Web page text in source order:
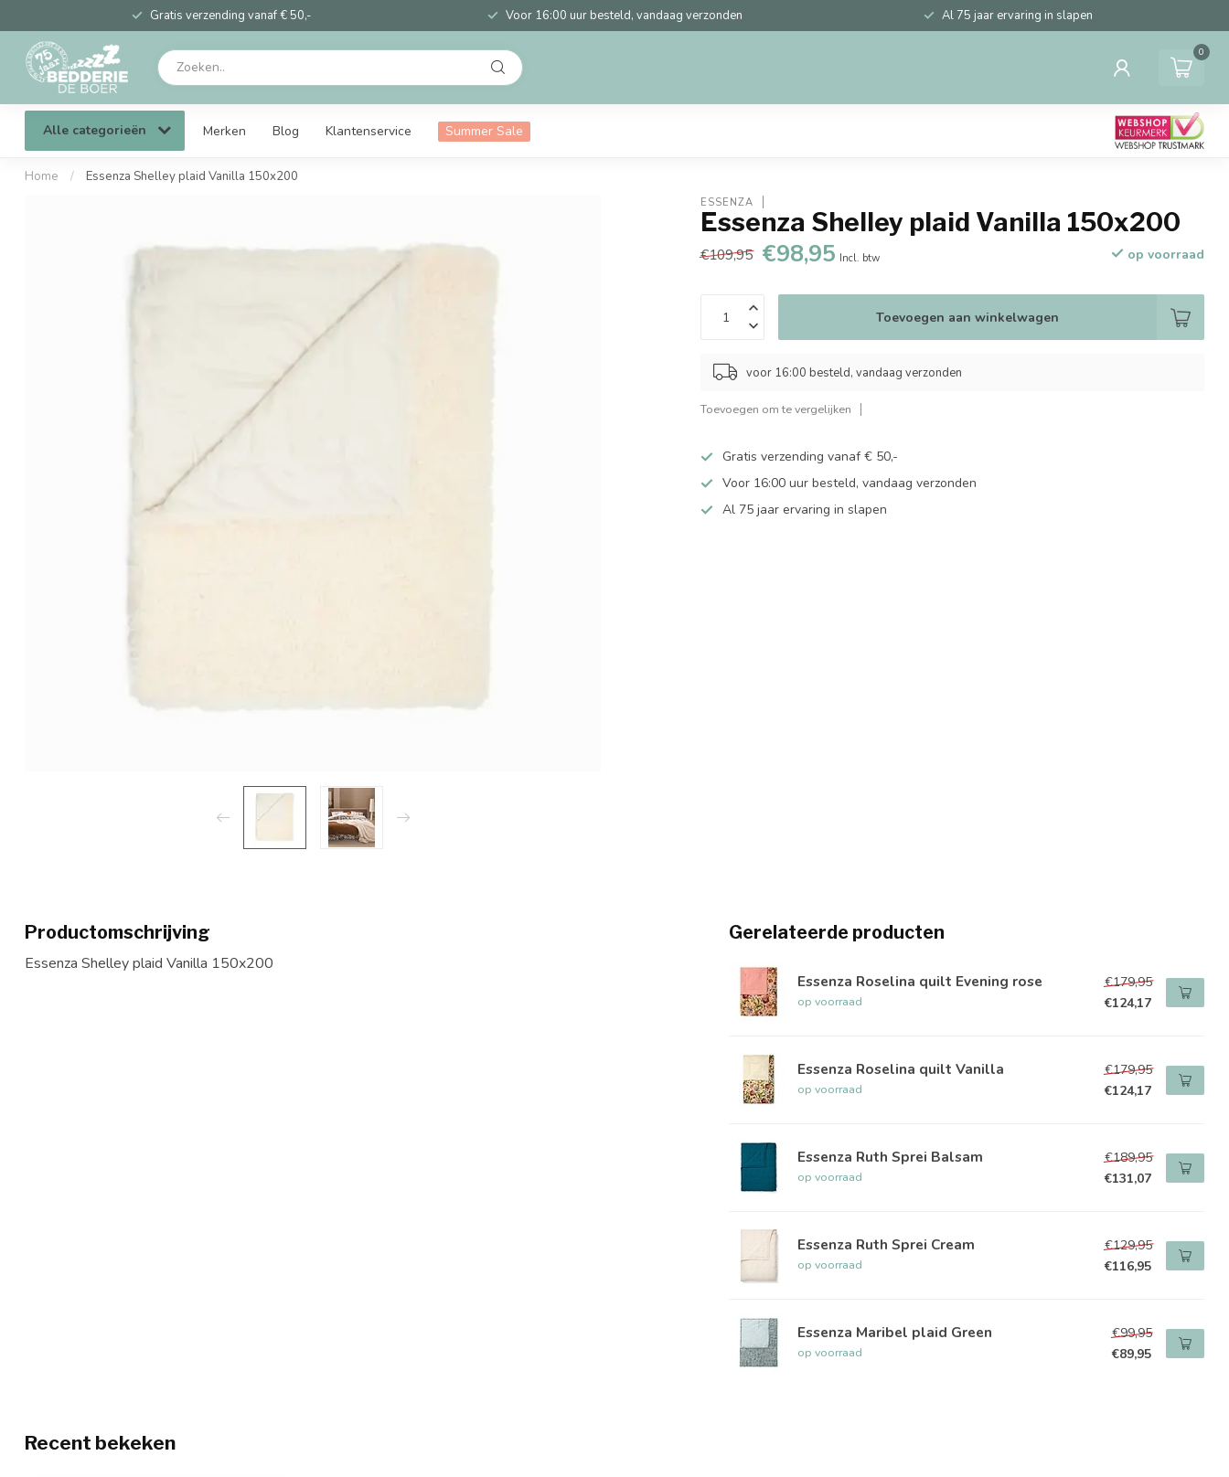
Gratis verzending vanaf € 50,- Voor 16:00 uur besteld, vandaag verzonden Al 75 jaar ervaring in slapen
0
Alle categorieën Merken Blog Klantenservice Summer Sale
Home / Essenza Shelley plaid Vanilla 150x200
ESSENZA
Essenza Shelley plaid Vanilla 150x200
€109,95 €98,95 Incl. btw op voorraad
Toevoegen aan winkelwagen
voor 16:00 besteld, vandaag verzonden
Toevoegen om te vergelijken
Gratis verzending vanaf € 50,-
Voor 16:00 uur besteld, vandaag verzonden
Al 75 jaar ervaring in slapen
Productomschrijving
Essenza Shelley plaid Vanilla 150x200
Gerelateerde producten
Essenza Roselina quilt Evening rose
op voorraad
€179,95
€124,17
Essenza Roselina quilt Vanilla
op voorraad
€179,95
€124,17
Essenza Ruth Sprei Balsam
op voorraad
€189,95
€131,07
Essenza Ruth Sprei Cream
op voorraad
€129,95
€116,95
Essenza Maribel plaid Green
op voorraad
€99,95
€89,95
Recent bekeken